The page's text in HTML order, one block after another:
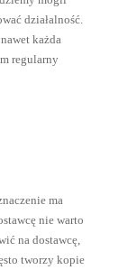
działalność.
każda
regularny
ma
nie warto
na dostawcę,
tworzy kopie